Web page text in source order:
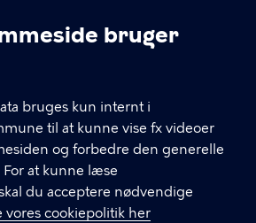
bruger
bruges kun internt i
til at kunne vise fx videoer
og forbedre den generelle
at kunne læse
du acceptere nødvendige
vores cookiepolitik her
Kommune
her